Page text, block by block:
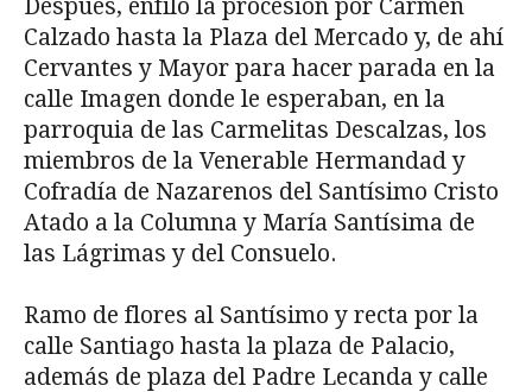
Después, enfiló la procesión por Carmen
Calzado hasta la Plaza del Mercado y, de ahí
Cervantes y Mayor para hacer parada en la
calle Imagen donde le esperaban, en la
parroquia de las Carmelitas Descalzas, los
miembros de la Venerable Hermandad y
Cofradía de Nazarenos del Santísimo Cristo
Atado a la Columna y María Santísima de
las Lágrimas y del Consuelo.
Ramo de flores al Santísimo y recta por la
calle Santiago hasta la plaza de Palacio,
además de plaza del Padre Lecanda y calle